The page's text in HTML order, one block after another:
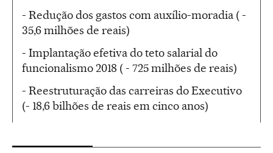
- Redução dos gastos com auxílio-moradia ( -
35,6 milhões de reais)
- Implantação efetiva do teto salarial do
funcionalismo 2018 ( - 725 milhões de reais)
- Reestruturação das carreiras do Executivo
(- 18,6 bilhões de reais em cinco anos)